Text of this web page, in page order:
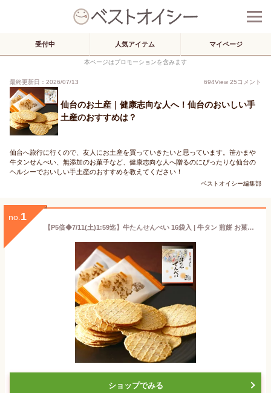
受付中 人気アイテム マイページ
本ページはプロモーションを含みます
最終更新日：2026/07/13 694View 25コメント
仙台のお土産｜健康志向な人へ！仙台のおいしい手
土産のおすすめは？
仙台へ旅行に行くので、友人にお土産を買っていきたいと思っています。笹かまや
牛タンせんべい、無添加のお菓子など、健康志向な人へ贈るのにぴったりな仙台の
ヘルシーでおいしい手土産のおすすめを教えてください！
ベストオイシー編集部
no. 1
【P5倍◆7/11(土)1:59迄】牛たんせんべい 16袋入 | 牛タン 煎餅 お菓子 おやつ おつまみ 肉ギフト お肉 牛肉 誕生日プレゼント 贈り物 贈答用 お取り寄せグルメ お土産 食品 食べ物 内祝い お中元 御中元 夏ギフト 暑中見舞い 残暑見舞い 仙台 宮城 F-2
ショップでみる